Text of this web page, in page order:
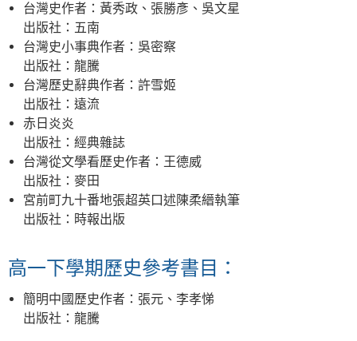
台灣史作者：黃秀政、張勝彥、吳文星
出版社：五南
台灣史小事典作者：吳密察
出版社：龍騰
台灣歷史辭典作者：許雪姬
出版社：遠流
赤日炎炎
出版社：經典雜誌
台灣從文學看歷史作者：王德威
出版社：麥田
宮前町九十番地張超英口述陳柔縉執筆
出版社：時報出版
高一下學期歷史參考書目：
簡明中國歷史作者：張元、李孝悌
出版社：龍騰